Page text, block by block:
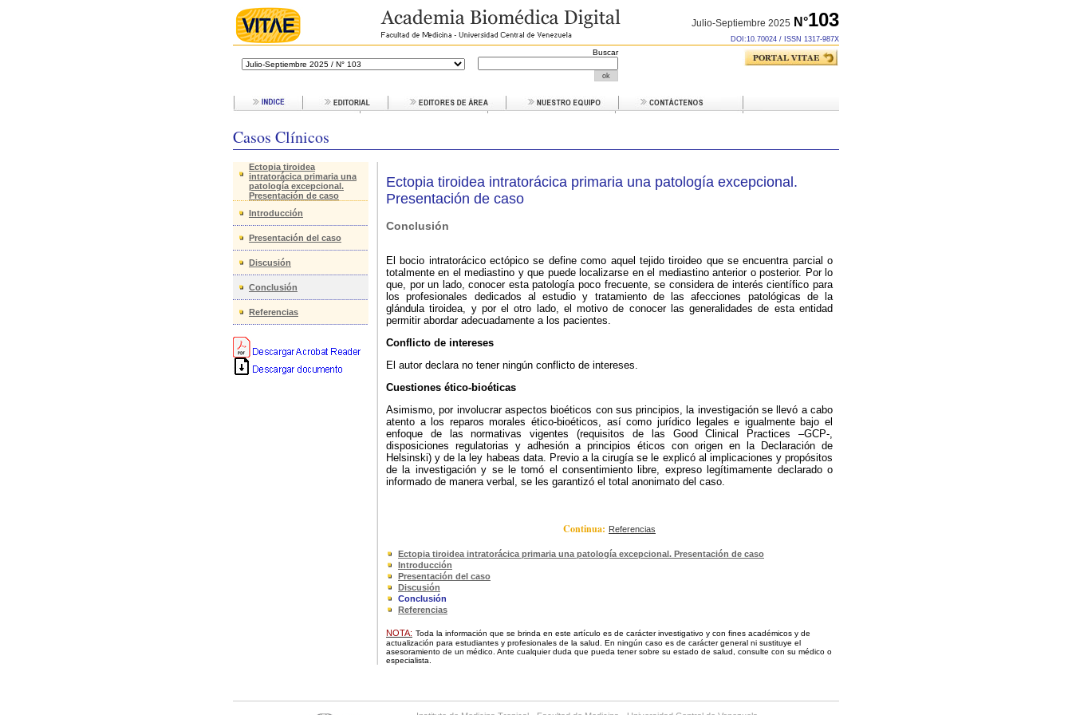
Julio-Septiembre 2025 N°103
DOI:10.70024 / ISSN 1317-987X
Buscar
Casos Clínicos
Ectopia tiroidea
intratorácica primaria una
patología excepcional.
Presentación de caso
Introducción
Presentación del caso
Discusión
Conclusión
Referencias
Ectopia tiroidea intratorácica primaria una patología excepcional.
Presentación de caso
Conclusión
El bocio intratorácico ectópico se define como aquel tejido tiroideo que se encuentra parcial o
totalmente en el mediastino y que puede localizarse en el mediastino anterior o posterior. Por lo
que, por un lado, conocer esta patología poco frecuente, se considera de interés científico para
los profesionales dedicados al estudio y tratamiento de las afecciones patológicas de la
glándula tiroidea, y por el otro lado, el motivo de conocer las generalidades de esta entidad
permitir abordar adecuadamente a los pacientes.
Conflicto de intereses
El autor declara no tener ningún conflicto de intereses.
Cuestiones ético-bioéticas
Asimismo, por involucrar aspectos bioéticos con sus principios, la investigación se llevó a cabo
atento a los reparos morales ético-bioéticos, así como jurídico legales e igualmente bajo el
enfoque de las normativas vigentes (requisitos de las Good Clinical Practices –GCP-,
disposiciones regulatorias y adhesión a principios éticos con origen en la Declaración de
Helsinski)y de la ley habeas data. Previo a la cirugía se le explicó al implicaciones y propósitos
de la investigación y se le tomó el consentimiento libre, expreso legítimamente declarado o
informado de manera verbal, se les garantizó el total anonimato del caso.
Continua: Referencias
Ectopia tiroidea intratorácica primaria una patología excepcional. Presentación de caso
Introducción
Presentación del caso
Discusión
Conclusión
Referencias
NOTA: Toda la información que se brinda en este artículo es de carácter investigativo y con fines académicos y de
actualización para estudiantes y profesionales de la salud. En ningún caso es de carácter general ni sustituye el
asesoramiento de un médico. Ante cualquier duda que pueda tener sobre su estado de salud, consulte con su médico o
especialista.